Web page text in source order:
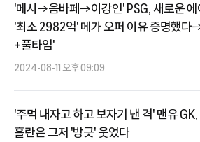
'메시→음바페→이강인' PSG, 새로운 에
'최소 2982억' 메가 오퍼 이유 증명했다
+풀타임'
2024-08-11 오후 09:09
'주먹 내자고 하고 보자기 낸 격' 맨유 GK,
홀란은 그저 '방긋' 웃었다